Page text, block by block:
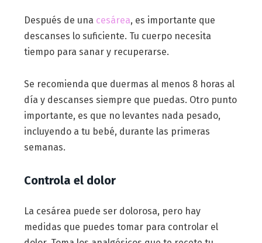
Después de una cesárea, es importante que
descanses lo suficiente. Tu cuerpo necesita
tiempo para sanar y recuperarse.
Se recomienda que duermas al menos 8 horas al
día y descanses siempre que puedas. Otro punto
importante, es que no levantes nada pesado,
incluyendo a tu bebé, durante las primeras
semanas.
Controla el dolor
La cesárea puede ser dolorosa, pero hay
medidas que puedes tomar para controlar el